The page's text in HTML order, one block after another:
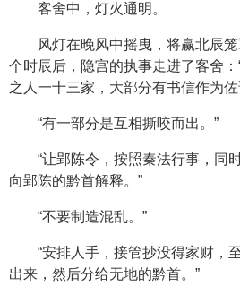
客舍中，灯火通明。
风灯在晚风中摇曳，将赢北辰
个时辰后，隐宫的执事走进了客舍
之人一十三家，大部分有书信作为佐
“有一部分是互相撕咬而出。”
“让郢陈令，按照秦法行事，同
向郢陈的黔首解释。”
“不要制造混乱。”
“安排人手，接管抄没得家财，
出来，然后分给无地的黔首。”